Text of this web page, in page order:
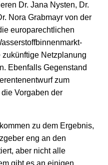
Stromerzeugung
Wärme
Wasserstoff
Bibliothek
Newsletter
Infomaterial
Schriften zum
Umweltenergierecht
Dr. Jana Nysten, Dr.
Nora Grabmayr von der
europarechtlichen
Netzplanung
Ebenfalls Gegenstand
zum
Vorgaben der
zu dem Ergebnis,
eng an den
aber nicht alle
gibt es an einigen